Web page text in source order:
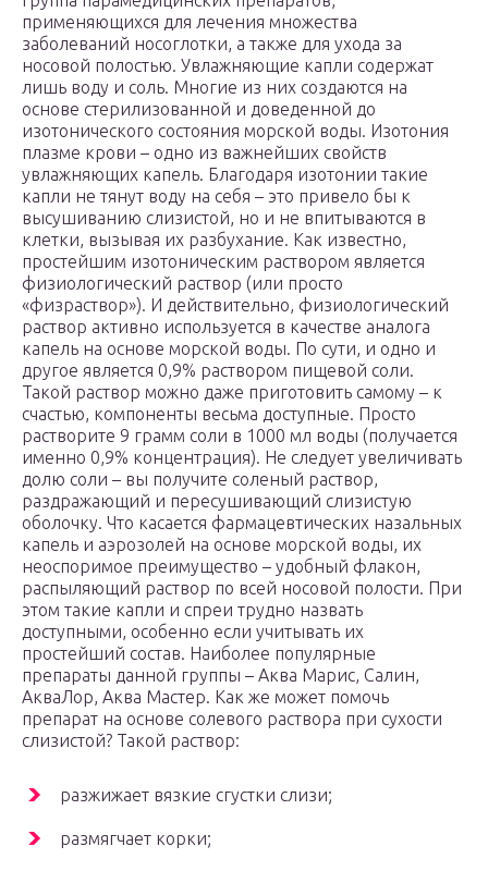
применяющихся для лечения множества
заболеваний носоглотки, а также для ухода за
носовой полостью. Увлажняющие капли содержат
лишь воду и соль. Многие из них создаются на
основе стерилизованной и доведенной до
изотонического состояния морской воды. Изотония
плазме крови – одно из важнейших свойств
увлажняющих капель. Благодаря изотонии такие
капли не тянут воду на себя – это привело бы к
высушиванию слизистой, но и не впитываются в
клетки, вызывая их разбухание. Как известно,
простейшим изотоническим раствором является
физиологический раствор (или просто
«физраствор»). И действительно, физиологический
раствор активно используется в качестве аналога
капель на основе морской воды. По сути, и одно и
другое является 0,9% раствором пищевой соли.
Такой раствор можно даже приготовить самому – к
счастью, компоненты весьма доступные. Просто
растворите 9 грамм соли в 1000 мл воды (получается
именно 0,9% концентрация). Не следует увеличивать
долю соли – вы получите соленый раствор,
раздражающий и пересушивающий слизистую
оболочку. Что касается фармацевтических назальных
капель и аэрозолей на основе морской воды, их
неоспоримое преимущество – удобный флакон,
распыляющий раствор по всей носовой полости. При
этом такие капли и спреи трудно назвать
доступными, особенно если учитывать их
простейший состав. Наиболее популярные
препараты данной группы – Аква Марис, Салин,
АкваЛор, Аква Мастер. Как же может помочь
препарат на основе солевого раствора при сухости
слизистой? Такой раствор:
разжижает вязкие сгустки слизи;
размягчает корки;